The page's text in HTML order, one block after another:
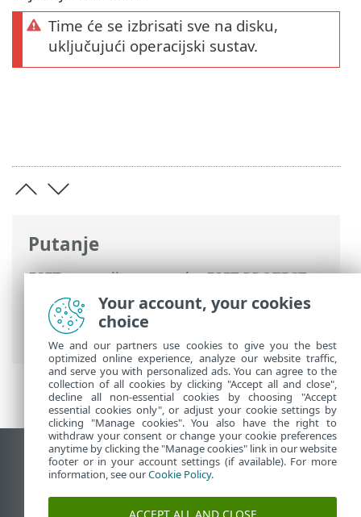
Putanje
ESET-ova online pomoć>ESET PROTECT
On-Prem
>Deinstaliraj> Stari ESET
PROTECT server deinstalirajte nakon
migracije na drugi server
Time će se izbrisati sve na disku,
uključujući operacijski sustav.
Prikaži stranicu za radnu površinu
End of Life
ESET-ova baza znanja
Your account, your cookies
choice
We and our partners use cookies to give you the best
optimized online experience, analyze our website traffic,
and serve you with personalized ads. You can agree to the
collection of all cookies by clicking "Accept all and close",
decline all non-essential cookies by choosing "Accept
essential cookies only", or adjust your cookie settings by
clicking "Manage cookies". You also have the right to
withdraw your consent or change your cookie preferences
anytime by clicking the "Manage cookies" link in our website
footer or in your account settings (if available). For more
information, see ourCookie Policy.